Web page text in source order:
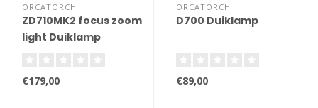
ORCATORCH
ZD710MK2 focus zoom
light Duiklamp
€179,00
ORCATORCH
D700 Duiklamp
€89,00